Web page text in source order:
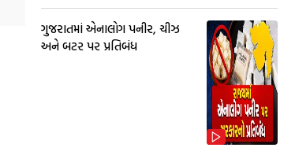
ગુજરાતમાં એનાલોગ પનીર, ચીઝ
અને બટર પર પ્રતિબંધ